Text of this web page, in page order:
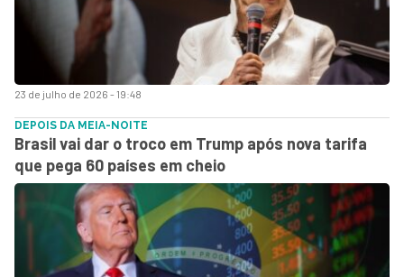
23 de julho de 2026 - 19:48
DEPOIS DA MEIA-NOITE
Brasil vai dar o troco em Trump após nova tarifa
que pega 60 países em cheio